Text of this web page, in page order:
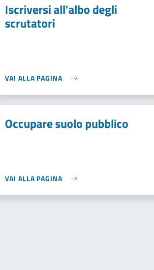
Iscriversi all'albo degli
scrutatori
VAI ALLA PAGINA
Occupare suolo pubblico
VAI ALLA PAGINA